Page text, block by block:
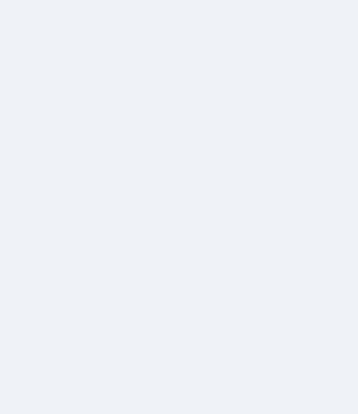
かいまき（掻巻き）超完全ガ
【最新版】掛け布団の選び方“
【アシストステッパー】ハン
【最新】手袋の選び方 完全ガ
失敗しない「爪切り」完全ガ